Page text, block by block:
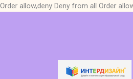
Order allow,deny Deny from all Order
LinkedIn
Instagram